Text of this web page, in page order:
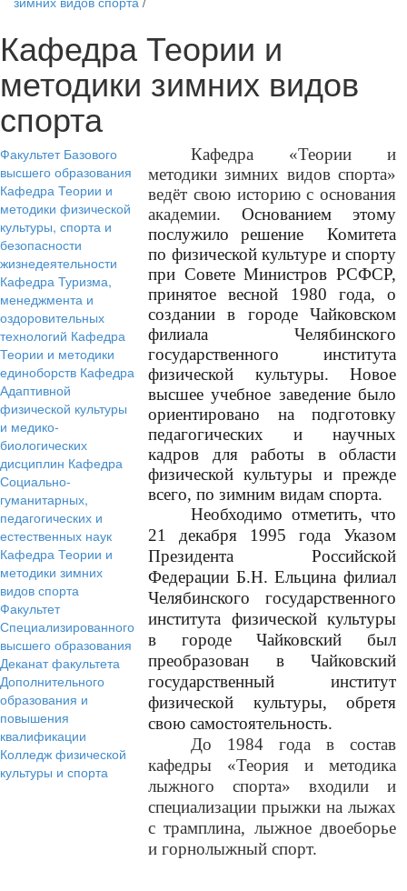
Кафедра Теории и
методики зимних видов
спорта
Факультет Базового
высшего образования
Кафедра Теории и
методики физической
культуры, спорта и
безопасности
жизнедеятельности
Кафедра Туризма,
менеджмента и
оздоровительных
технологий Кафедра
Теории и методики
единоборств Кафедра
Адаптивной
физической культуры
и медико-
биологических
дисциплин Кафедра
Социально-
гуманитарных,
педагогических и
естественных наук
Кафедра Теории и
методики зимних
видов спорта
Факультет
Специализированного
высшего образования
Деканат факультета
Дополнительного
образования и
повышения
квалификации
Колледж физической
культуры и спорта
Кафедра «Теории и
методики зимних видов спорта»
ведёт свою историю с основания
академии. Основанием этому
послужило решение
Комитета
по физической культуре и спорту
при Совете Министров РСФСР,
принятое весной 1980 года, о
создании в городе Чайковском
филиала Челябинского
государственного института
физической культуры. Новое
высшее учебное заведение было
ориентировано на подготовку
педагогических и научных
кадров для работы в области
физической культуры и прежде
всего, по зимним видам спорта.
Необходимо отметить, что
21 декабря 1995 года Указом
Президента Российской
Федерации Б.Н. Ельцина филиал
Челябинского государственного
института физической культуры
в городе Чайковский был
преобразован в Чайковский
государственный институт
физической культуры, обретя
свою самостоятельность.
До 1984 года в состав
кафедры «Теория и методика
лыжного спорта» входили и
специализации прыжки на лыжах
с трамплина, лыжное двоеборье
и горнолыжный спорт.